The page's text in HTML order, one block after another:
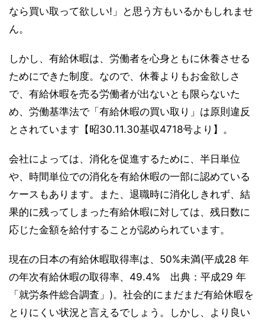
なら買い取って欲しい!」と思う方もいるかもしれませ
ん。
しかし、有給休暇は、労働者を心身ともに休養させる
ためにできた制度。なので、休養よりもお金欲しさ
で、有給休暇を売る労働者が出ないとも限らないた
め、労働基準法で「有給休暇の買い取り」は原則違反
とされています【昭30.11.30基収4718号より】。
会社によっては、消化を促進するために、半日単位
や、時間単位での消化を有給休暇の一部に認めている
ケースもあります。また、退職時に消化しきれず、結
果的に残ってしまった有給休暇に対しては、残日数に
応じた金額を給付することが認められています。
現在の日本の有給休暇取得率は、50%未満(平成28 年
の年次有給休暇の取得率、49.4% 出典：平成29 年
「就労条件総合調査」)。社会的にまだまだ有給休暇を
とりにくい状況と言えるでしょう。しかし、より良い